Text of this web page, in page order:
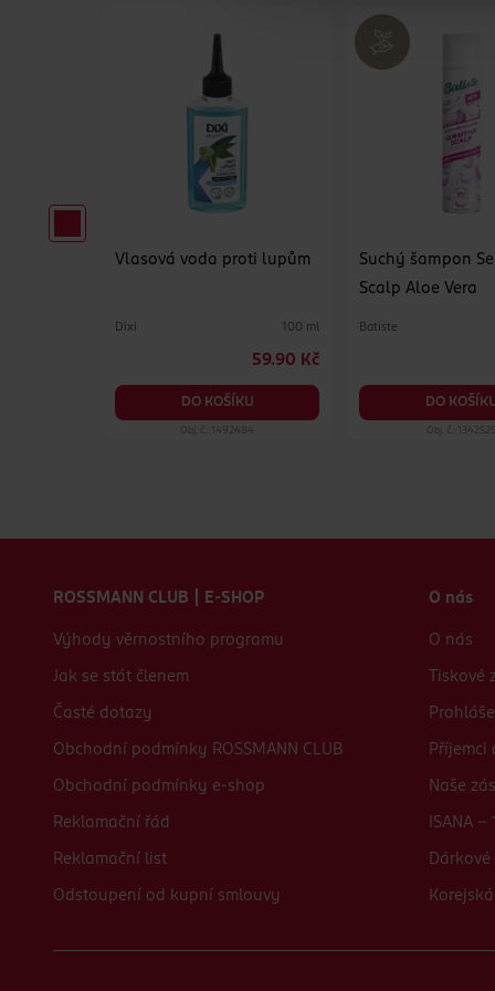
Vlasová voda proti lupům
Dixi 100 ml
59.90 Kč
DO KOŠÍKU
Obj. č.: 1492484
Suchý šampon
Scalp Aloe Vera
Batiste
DO
Obj. č.: 1342529
ROSSMANN CLUB | E-SHOP
Výhody věrnostního programu
Jak se stát členem
Časté dotazy
Obchodní podmínky ROSSMANN CLUB
Obchodní podmínky e-shop
Reklamační řád
Reklamační list
Odstoupení od kupní smlouvy
O nás
O nás
Tiskové
Příjemci
Naše
ISANA